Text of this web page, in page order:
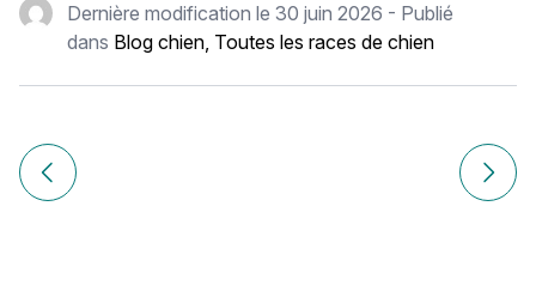
Dernière modification le30 juin 2026 - Publié
dans Blog chien, Toutes les races de chien
Navigation
de
Article précédent Dogue Allemand : histoire, caractère,Article